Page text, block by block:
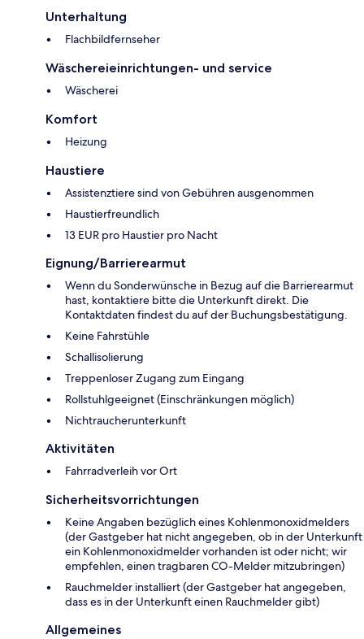
Unterhaltung
Flachbildfernseher
Wäschereieinrichtungen- und service
Wäscherei
Komfort
Heizung
Haustiere
Assistenztiere sind von Gebühren ausgenommen
Haustierfreundlich
13 EUR pro Haustier pro Nacht
Eignung/Barrierearmut
Wenn du Sonderwünsche in Bezug auf die Barrierearmut
hast, kontaktiere bitte die Unterkunft direkt. Die
Kontaktdaten findest du auf der Buchungsbestätigung.
Keine Fahrstühle
Schallisolierung
Treppenloser Zugang zum Eingang
Rollstuhlgeeignet (Einschränkungen möglich)
Nichtraucherunterkunft
Aktivitäten
Fahrradverleih vor Ort
Sicherheitsvorrichtungen
Keine Angaben bezüglich eines Kohlenmonoxidmelders
(der Gastgeber hat nicht angegeben, ob in der Unterkunft
ein Kohlenmonoxidmelder vorhanden ist oder nicht; wir
empfehlen, einen tragbaren CO-Melder mitzubringen)
Rauchmelder installiert (der Gastgeber hat angegeben,
dass es in der Unterkunft einen Rauchmelder gibt)
Allgemeines